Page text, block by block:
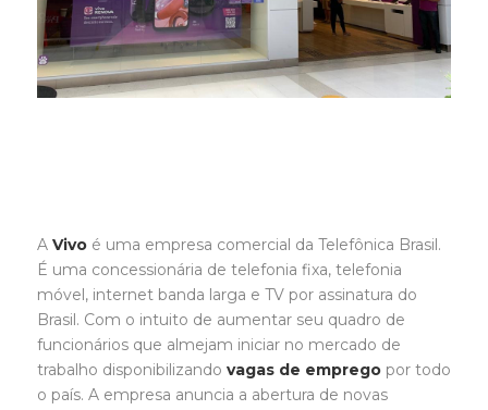
A Vivo é uma empresa comercial da Telefônica Brasil.
É uma concessionária de telefonia fixa, telefonia
móvel, internet banda larga e TV por assinatura do
Brasil. Com o intuito de aumentar seu quadro de
funcionários que almejam iniciar no mercado de
trabalho disponibilizando vagas de emprego por todo
o país. A empresa anuncia a abertura de novas